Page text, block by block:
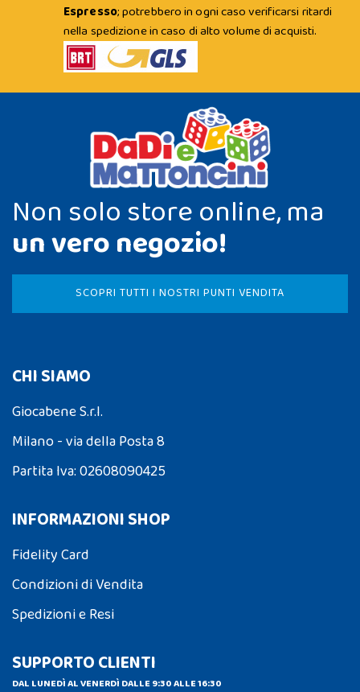
Espresso; potrebbero in ogni caso verificarsi ritardi
nella spedizione in caso di alto volume di acquisti.
Non solo store online, ma
un vero negozio!
SCOPRI TUTTI I NOSTRI PUNTI VENDITA
CHI SIAMO
Giocabene S.r.l.
Milano - via della Posta 8
Partita Iva: 02608090425
INFORMAZIONI SHOP
Fidelity Card
Condizioni di Vendita
Spedizioni e Resi
SUPPORTO CLIENTI
DAL LUNEDÌ AL VENERDÌ DALLE 9:30 ALLE 16:30